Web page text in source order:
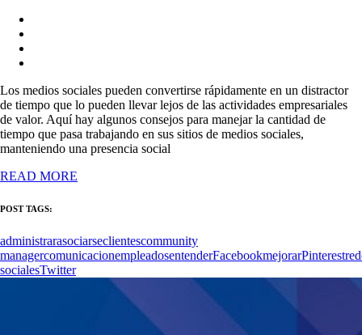
Los medios sociales pueden convertirse rápidamente en un distractor
de tiempo que lo pueden llevar lejos de las actividades empresariales
de valor. Aquí hay algunos consejos para manejar la cantidad de
tiempo que pasa trabajando en sus sitios de medios sociales,
manteniendo una presencia social
READ MORE
POST TAGS:
administrarasociarseclientescommunity
managercomunicacionempleadosentenderFacebookmejorarPinterest
socialesTwitter